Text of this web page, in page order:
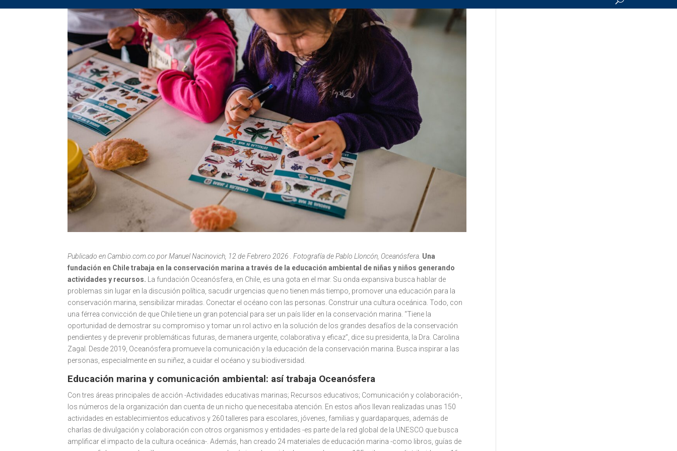
Publicado en Cambio.com.co porManuel Nacinovich, 12 de Febrero 2026 . Fotografía de Pablo Lloncón, Oceanósfera. Una
fundación en Chile trabaja en la conservación marina a través de la educación ambiental de niñas y niños generando
actividades y recursos. La fundación Oceanósfera, en Chile, es una gota en el mar. Su onda expansiva busca hablar de
problemas sin lugar en la discusión política, sacudir urgencias que no tienen más tiempo, promover una educación para la
conservación marina, sensibilizar miradas. Conectar el océano con las personas. Construir una cultura oceánica. Todo, con
una férrea convicción de que Chile tiene un gran potencial para ser un país líder en la conservación marina. “Tiene la
oportunidad de demostrar su compromiso y tomar un rol activo en la solución de los grandes desafíos de la conservación
pendientes y de prevenir problemáticas futuras, de manera urgente, colaborativa y eficaz”, dice su presidenta, la Dra. Carolina
Zagal. Desde 2019, Oceanósfera promueve la comunicación y la educación de la conservación marina. Busca inspirar a las
personas, especialmente en su niñez, a cuidar el océano y su biodiversidad.
Educación marina y comunicación ambiental: así trabaja Oceanósfera
Con tres áreas principales de acción -Actividades educativas marinas; Recursos educativos; Comunicación y colaboración-,
los números de la organización dan cuenta de un nicho que necesitaba atención. En estos años llevan realizadas unas 150
actividades en establecimientos educativos y 260 talleres para escolares, jóvenes, familias y guardaparques, además de
charlas de divulgación y colaboración con otros organismos y entidades -es parte de la red global de la UNESCO que busca
amplificar el impacto de la cultura oceánica-. Además, han creado 24 materiales de educación marina -como libros, guías de